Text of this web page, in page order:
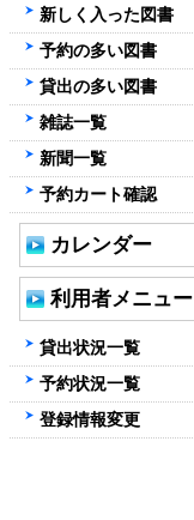
新しく入った図書
予約の多い図書
貸出の多い図書
雑誌一覧
新聞一覧
予約カート確認
カレンダー
利用者メニュー
貸出状況一覧
予約状況一覧
登録情報変更